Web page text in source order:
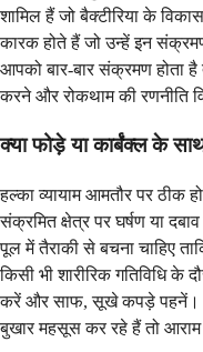
शामिल हैं जो बैक्टीरिया के
कारक होते हैं जो उन्हें इन
आपको बार-बार संक्रमण होता
करने और रोकथाम की रणनीति
क्या फोड़े या कार्बंक्ल के
हल्का व्यायाम आमतौर पर ठीक
संक्रमित क्षेत्र पर घर्षण या
पूल में तैराकी से बचना चाहिए
किसी भी शारीरिक गतिविधि के
करें और साफ, सूखे कपड़े पहनें।
बुखार महसूस कर रहे हैं तो